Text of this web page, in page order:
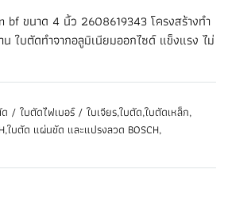
bf ขนาด 4 นิ้ว 2608619343 โครงสร้างทำ
ใบตัดทำจากอลูมิเนียมออกไซด์ แข็งแรง ไม่
/ ใบตัดไฟเบอร์ / ใบเจียร,ใบตัด,ใบตัดเหล็ก,
,ใบตัด แผ่นขัด และแปรงลวด BOSCH,